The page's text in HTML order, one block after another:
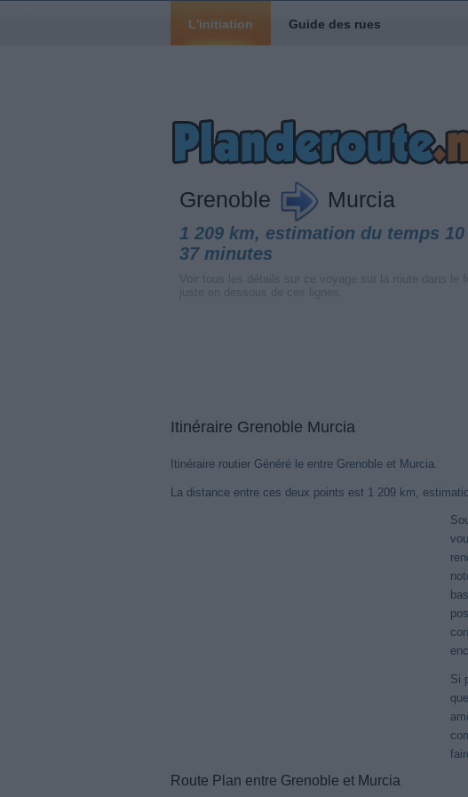
L'initiation Guide des rues
Grenoble Murcia
1 209 km, estimation du temps
37 minutes
Itinéraire Grenoble Murcia
Itinéraire routier Généré le entre Grenoble et Murcia.
La distance entre ces deux points est 1 209 km,
Si
Route Plan entre Grenoble et Murcia